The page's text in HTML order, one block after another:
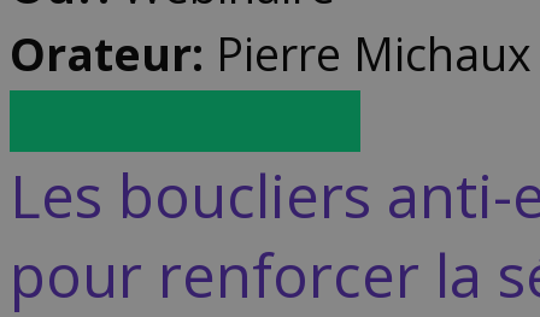
Orateur: Pierre Michaux
Les boucliers
pour renforcer la